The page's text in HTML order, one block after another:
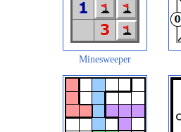
Minesweeper